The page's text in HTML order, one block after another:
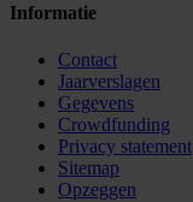
Informatie
Contact
Jaarverslagen
Gegevens
Crowdfunding
Privacy statement
Sitemap
Opzeggen